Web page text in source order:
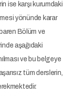
ise karşı kurumdaki
yönünde karar
Bölüm ve
aşağıdaki
ve bu belgeye
tüm derslerin,